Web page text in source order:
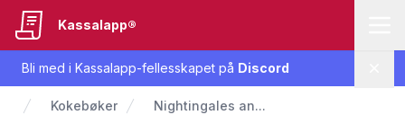
Bli med i Kassalapp-fellesskapet på Discord
Kassalapp®
Kokebøker Nightingales an...